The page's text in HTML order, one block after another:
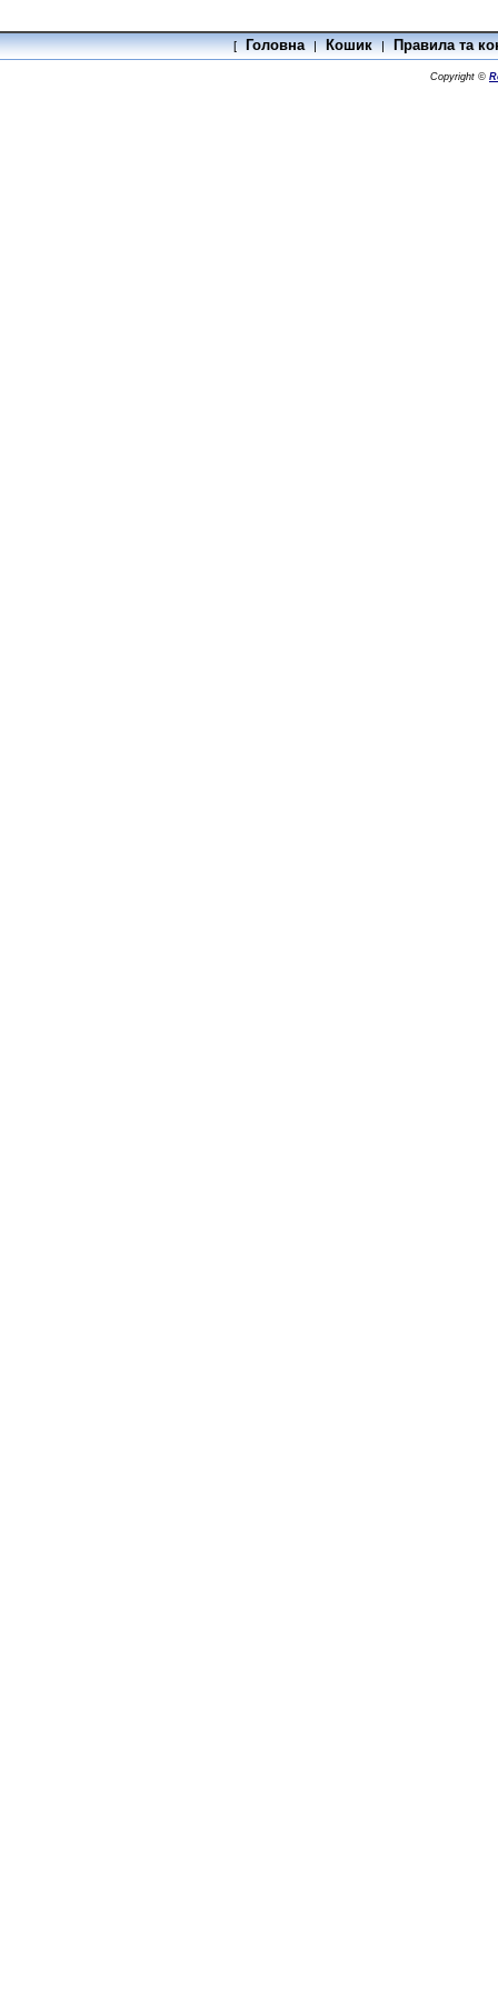
[ Головна | Кошик | Правила та
Copyright ©